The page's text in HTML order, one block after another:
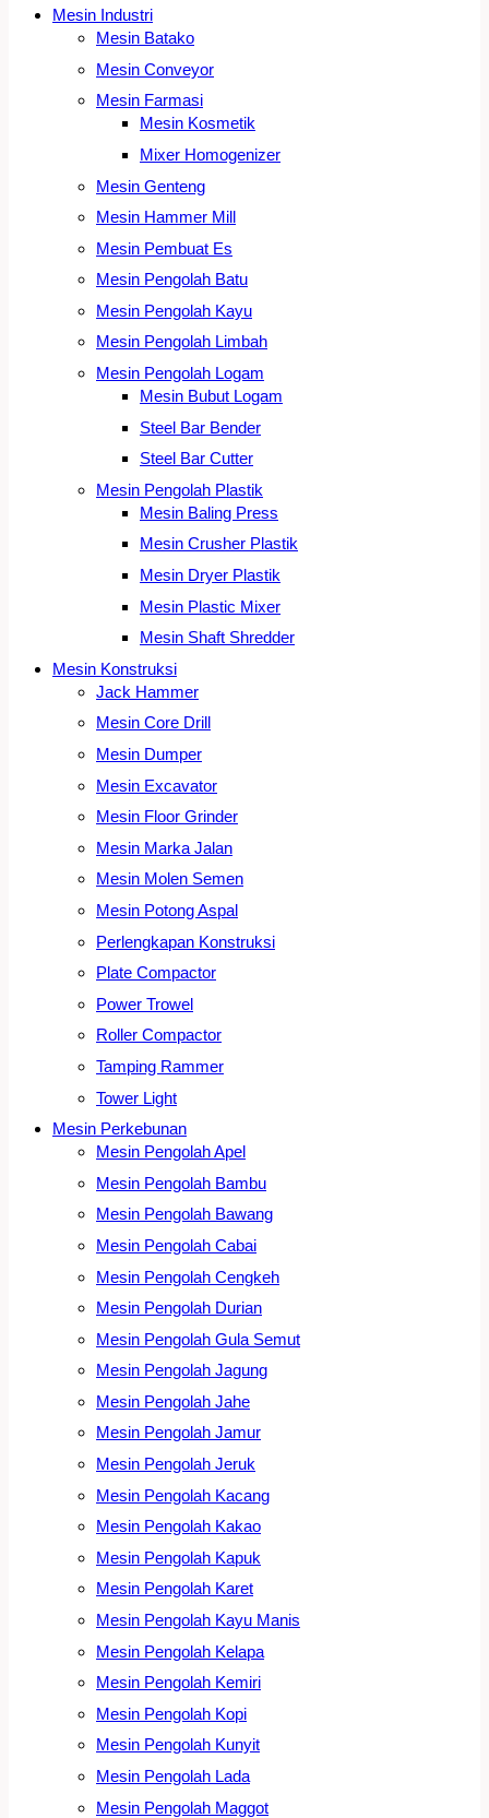
Mesin Industri
Mesin Batako
Mesin Conveyor
Mesin Farmasi
Mesin Kosmetik
Mixer Homogenizer
Mesin Genteng
Mesin Hammer Mill
Mesin Pembuat Es
Mesin Pengolah Batu
Mesin Pengolah Kayu
Mesin Pengolah Limbah
Mesin Pengolah Logam
Mesin Bubut Logam
Steel Bar Bender
Steel Bar Cutter
Mesin Pengolah Plastik
Mesin Baling Press
Mesin Crusher Plastik
Mesin Dryer Plastik
Mesin Plastic Mixer
Mesin Shaft Shredder
Mesin Konstruksi
Jack Hammer
Mesin Core Drill
Mesin Dumper
Mesin Excavator
Mesin Floor Grinder
Mesin Marka Jalan
Mesin Molen Semen
Mesin Potong Aspal
Perlengkapan Konstruksi
Plate Compactor
Power Trowel
Roller Compactor
Tamping Rammer
Tower Light
Mesin Perkebunan
Mesin Pengolah Apel
Mesin Pengolah Bambu
Mesin Pengolah Bawang
Mesin Pengolah Cabai
Mesin Pengolah Cengkeh
Mesin Pengolah Durian
Mesin Pengolah Gula Semut
Mesin Pengolah Jagung
Mesin Pengolah Jahe
Mesin Pengolah Jamur
Mesin Pengolah Jeruk
Mesin Pengolah Kacang
Mesin Pengolah Kakao
Mesin Pengolah Kapuk
Mesin Pengolah Karet
Mesin Pengolah Kayu Manis
Mesin Pengolah Kelapa
Mesin Pengolah Kemiri
Mesin Pengolah Kopi
Mesin Pengolah Kunyit
Mesin Pengolah Lada
Mesin Pengolah Maggot